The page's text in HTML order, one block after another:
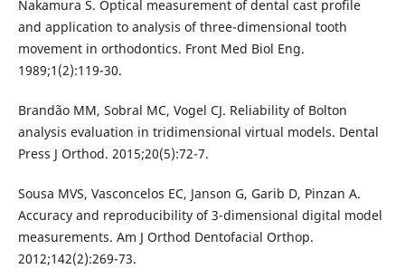
Nakamura S. Optical measurement of dental cast profile
and application to analysis of three-dimensional tooth
movement in orthodontics. Front Med Biol Eng.
1989;1(2):119-30.
Brandão MM, Sobral MC, Vogel CJ. Reliability of Bolton
analysis evaluation in tridimensional virtual models. Dental
Press J Orthod. 2015;20(5):72-7.
Sousa MVS, Vasconcelos EC, Janson G, Garib D, Pinzan A.
Accuracy and reproducibility of 3-dimensional digital model
measurements. Am J Orthod Dentofacial Orthop.
2012;142(2):269-73.